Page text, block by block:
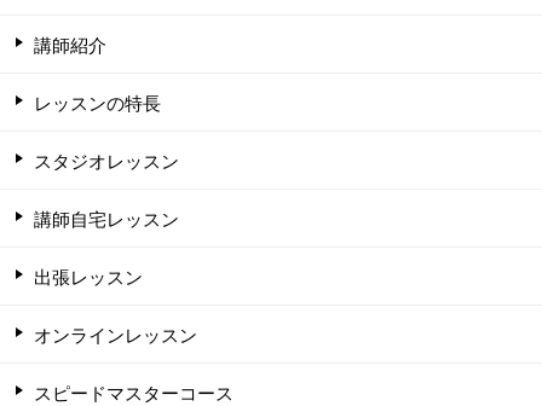
講師紹介
レッスンの特長
スタジオレッスン
講師自宅レッスン
出張レッスン
オンラインレッスン
スピードマスターコース